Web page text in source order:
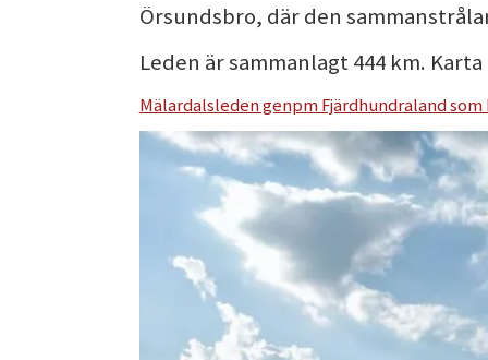
Örsundsbro, där den
Leden är sammanlagt 444 km.
Mälardalsleden genpm Fjärdhundraland som